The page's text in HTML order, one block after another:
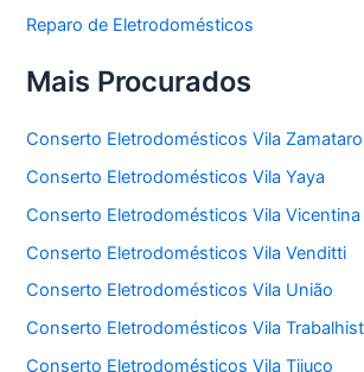
Reparo de Eletrodomésticos
Mais Procurados
Conserto Eletrodomésticos Vila Zamataro
Conserto Eletrodomésticos Vila Yaya
Conserto Eletrodomésticos Vila Vicentina
Conserto Eletrodomésticos Vila Venditti
Conserto Eletrodomésticos Vila União
Conserto Eletrodomésticos Vila
Conserto Eletrodomésticos Vila Tijuco